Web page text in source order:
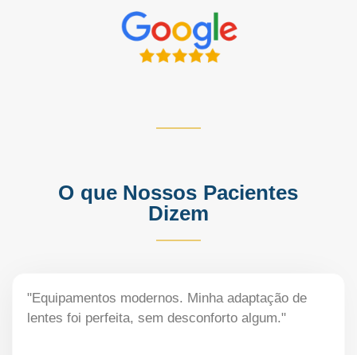
O que Nossos Pacientes
Dizem
"Equipamentos modernos. Minha adaptação de
lentes foi perfeita, sem desconforto algum."